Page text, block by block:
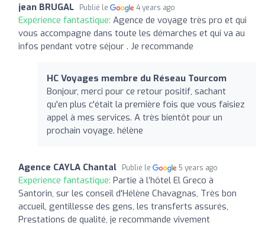
jean BRUGAL Publié le 4 years ago
Expérience fantastique: Agence de voyage très pro et qui
vous accompagne dans toute les démarches et qui va au
infos pendant votre séjour . Je recommande
HC Voyages membre du Réseau Tourcom
Bonjour, merci pour ce retour positif, sachant
qu'en plus c'était la première fois que vous faisiez
appel à mes services. A très bientôt pour un
prochain voyage. hélène
Agence CAYLA Chantal Publié le 5 years ago
Expérience fantastique: Partie à l’hôtel El Greco à
Santorin, sur les conseil d'Hélène Chavagnas, Très bon
accueil, gentillesse des gens, les transferts assurés,
Prestations de qualité, je recommande vivement